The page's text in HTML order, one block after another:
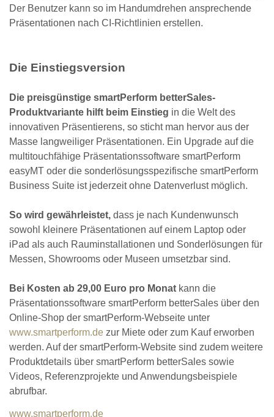
Der Benutzer kann so im Handumdrehen ansprechende
Präsentationen nach CI-Richtlinien erstellen.
Die Einstiegsversion
Die preisgünstige smartPerform betterSales-
Produktvariante hilft beim Einstieg in die Welt des
innovativen Präsentierens, so sticht man hervor aus der
Masse langweiliger Präsentationen. Ein Upgrade auf die
multitouchfähige Präsentationssoftware smartPerform
easyMT oder die sonderlösungsspezifische smartPerform
Business Suite ist jederzeit ohne Datenverlust möglich.
So wird gewährleistet, dass je nach Kundenwunsch
sowohl kleinere Präsentationen auf einem Laptop oder
iPad als auch Rauminstallationen und Sonderlösungen für
Messen, Showrooms oder Museen umsetzbar sind.
Bei Kosten ab 29,00 Euro pro Monat kann die
Präsentationssoftware smartPerform betterSales über den
Online-Shop der smartPerform-Webseite unter
www.smartperform.de zur Miete oder zum Kauf erworben
werden. Auf der smartPerform-Website sind zudem weitere
Produktdetails über smartPerform betterSales sowie
Videos, Referenzprojekte und Anwendungsbeispiele
abrufbar.
www.smartperform.de